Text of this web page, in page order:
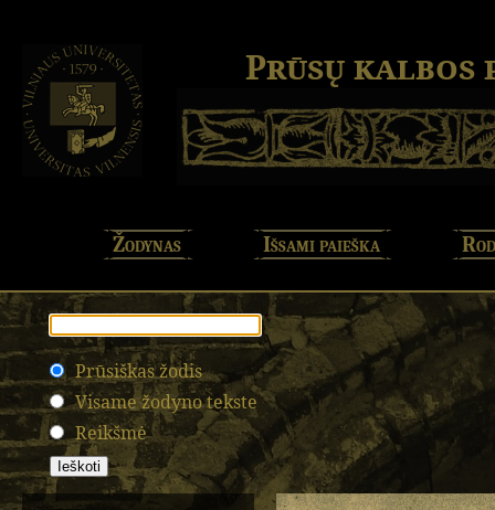
Prūsų kalbos
Žodynas Išsami paieška
Prūsiškas žodis
Visame žodyno tekste
Reikšmė